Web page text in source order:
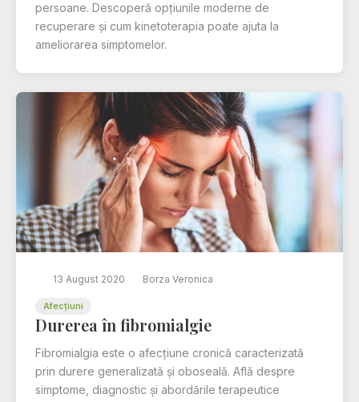
persoane. Descoperă opțiunile moderne de
recuperare și cum kinetoterapia poate ajuta la
ameliorarea simptomelor.
13 August 2020 Borza Veronica
Afecțiuni
Durerea în fibromialgie
Fibromialgia este o afecțiune cronică caracterizată
prin durere generalizată și oboseală. Află despre
simptome, diagnostic și abordările terapeutice